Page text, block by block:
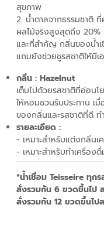
สุขภาพ
2. น้ำตาลจากธรรมชาติ
ผลไม้จริงสูงสุดถึง 20%
และที่สำคัญ กลิ่นของน้ำ
แถมยังช่วยชูรสชาติให้มี
กลิ่น : Hazelnut
เต็มไปด้วยรสชาติที่อ่อน
ให้หอมชวนรับประทาน เมื่
ของกลิ่นและรสชาติที่ดี ท
รายละเอียด :
- เหมาะสำหรับแต่งกลิ่น
- เหมาะสำหรับทำเครื่อง
*น้ำเชื่อม Teisseire ทุกร
สั่งรวมกัน 6 ขวดขึ้นไป
สั่งรวมกัน 12 ขวดขึ้นไป